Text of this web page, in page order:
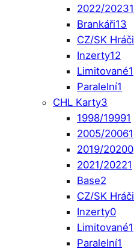
2022/20231
Brankáři13
CZ/SK Hráči
Inzerty12
Limitované1
Paralelní1
CHL Karty3
1998/19991
2005/20061
2019/20200
2021/20221
Base2
CZ/SK Hráči
Inzerty0
Limitované1
Paralelní1